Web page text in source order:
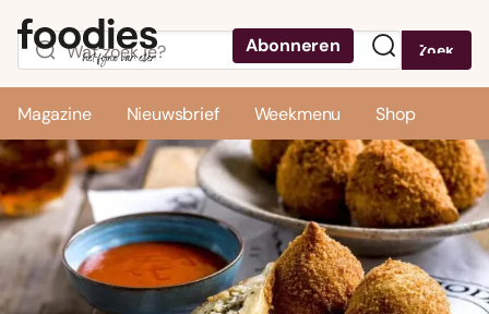
Abonneren Zoek
Magazine Nieuwsbrief Weekmenu Shop